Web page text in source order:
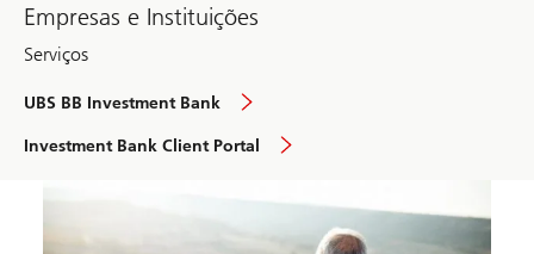
Empresas e Instituições
Serviços
UBS BB Investment Bank
Investment Bank Client Portal